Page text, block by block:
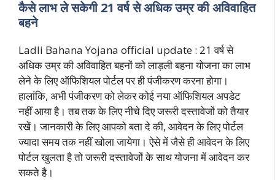
कैसे लाभ ले सकेगी 21 वर्ष से अधिक उम्र की अविवाहित
बहने
Ladli Bahana Yojana official update : 21 वर्ष से
अधिक उम्र की अविवाहित बहनों को लाड़ली बहना योजना का लाभ
लेने के लिए ऑफिशियल पोर्टल पर ही पंजीकरण करना होगा।
हालांकि, अभी पंजीकरण को लेकर कोई नया ऑफिशियल अपडेट
नहीं आया है। तब तक के लिए नीचे दिए जरूरी दस्तावेजों को तैयार
रखें। जानकारी के लिए आपको बता दे की, आवेदन के लिए पोर्टल
ज्यादा समय तक नहीं खोला जायेगा। ऐसे में जैसे ही आवेदन के लिए
पोर्टल खुलता है तो जरूरी दस्तावेजों के साथ योजना में आवेदन कर
सकते है।